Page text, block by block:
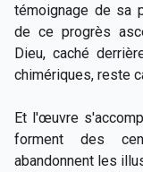
témoignage de sa
de ce progrès
Dieu, caché
chimériques, reste
Et l'œuvre
forment des
abandonnent les